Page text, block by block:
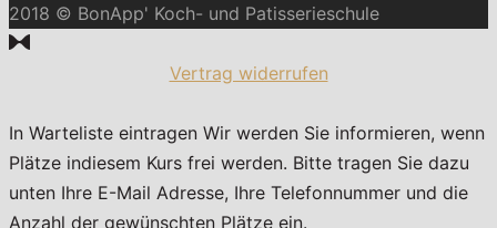
2018 © BonApp' Koch- und Patisserieschule
Vertrag widerrufen
In Warteliste eintragen Wir werden Sie informieren, wenn
Plätze indiesem Kurs frei werden. Bitte tragen Sie dazu
unten Ihre E-Mail Adresse, Ihre Telefonnummer und die
Anzahl der gewünschten Plätze ein.